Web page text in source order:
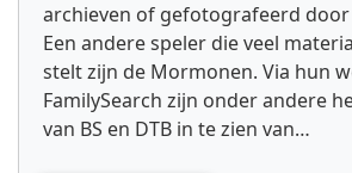
archieven of gefotografeerd
Een andere speler die veel
stelt zijn de Mormonen. Via hun
FamilySearch zijn onder andere
van BS en DTB in te zien van…